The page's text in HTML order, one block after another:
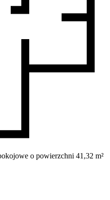
o powierzchni 41,32 m²